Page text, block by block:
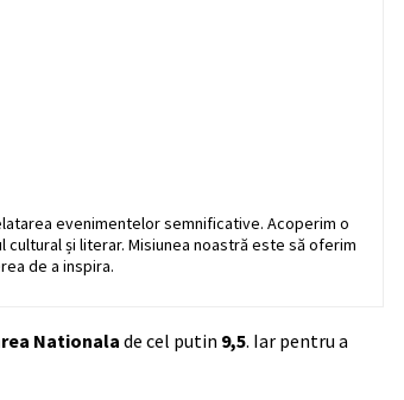
evenimentelor semnificative. Acoperim o
și literar. Misiunea noastră este să oferim
de a inspira.
Nationalade cel putin 9,5. Iar pentru a